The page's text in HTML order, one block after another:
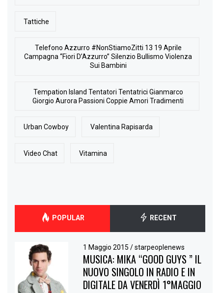
Tattiche
Telefono Azzurro #NonStiamoZitti 13 19 Aprile
Campagna “Fiori D’Azzurro” Silenzio Bullismo Violenza
Sui Bambini
Tempation Island Tentatori Tentatrici Gianmarco
Giorgio Aurora Passioni Coppie Amori Tradimenti
Urban Cowboy Valentina Rapisarda
Video Chat Vitamina
POPULAR RECENT
1 Maggio 2015/ starpeoplenews
MUSICA: MIKA “GOOD GUYS ” IL
NUOVO SINGOLO IN RADIO E IN
DIGITALE DA VENERDÌ 1°MAGGIO